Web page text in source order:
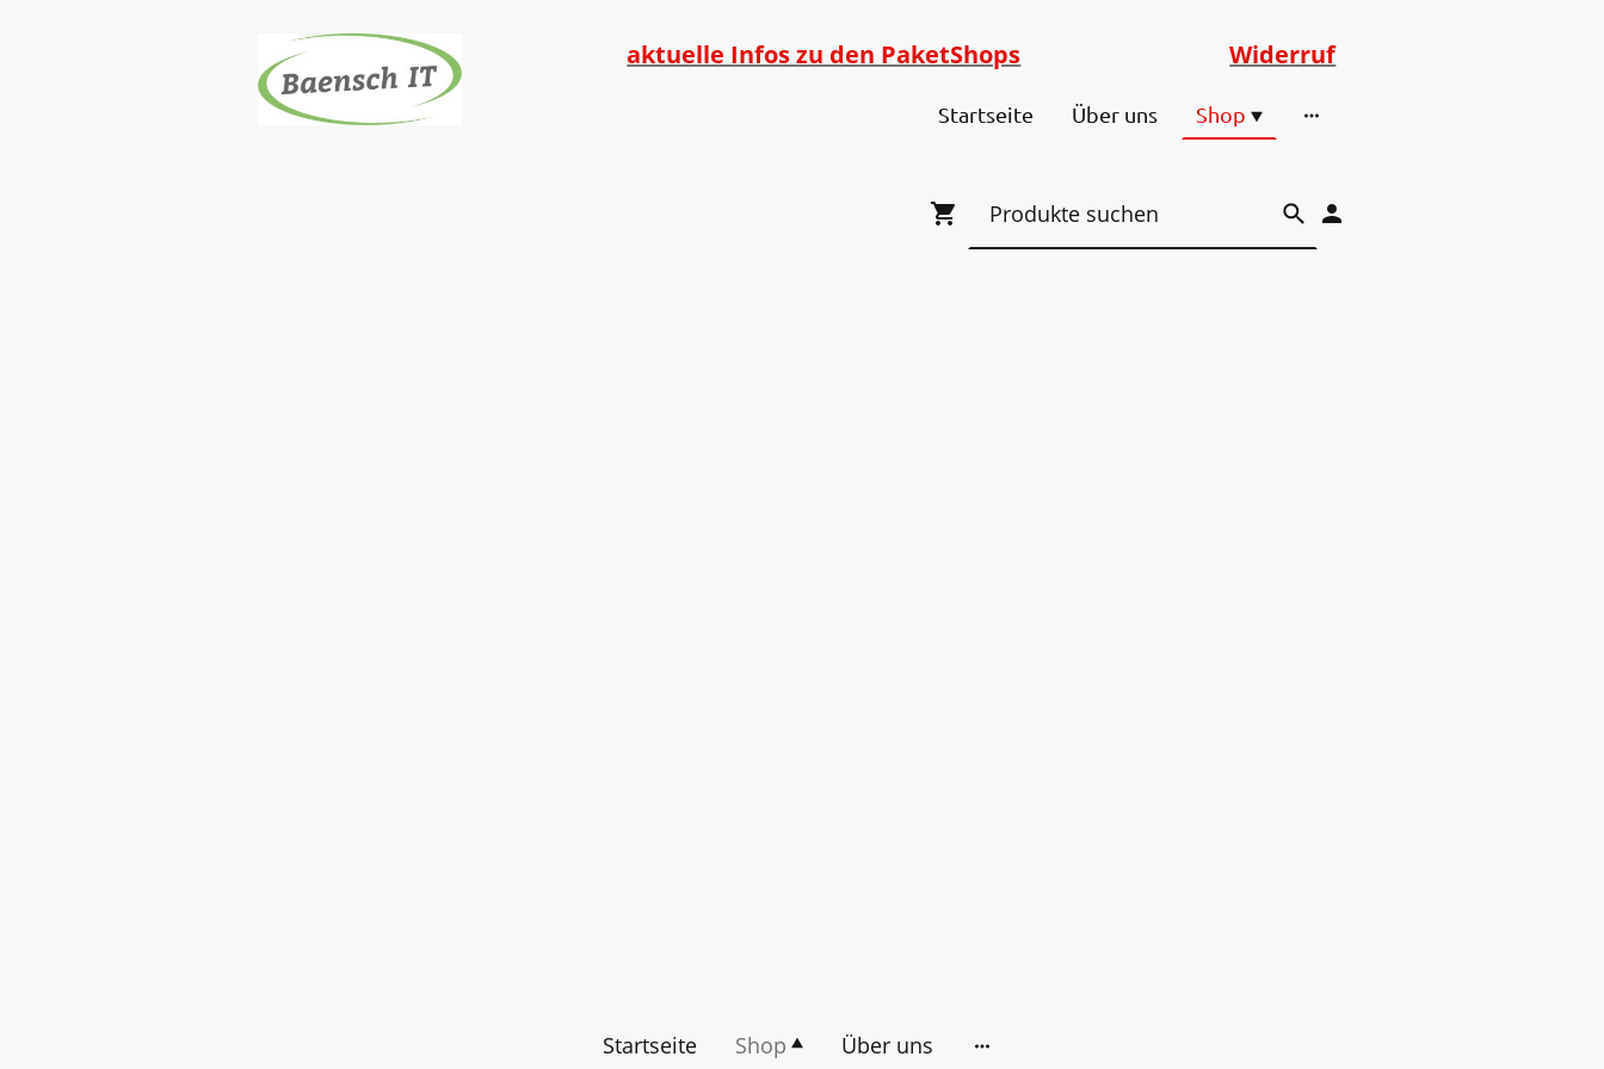
aktuelle Infos zu den PaketShops Widerruf
Startseite Über uns Shop
Startseite Shop Über uns